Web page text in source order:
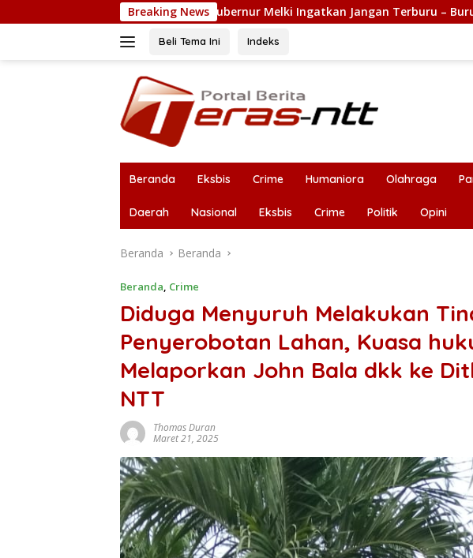
ke
Breaking News
Flobamor, Gubernur Melki Ingatkan Jangan Terburu – Buru Ekspansi Kalau
Beli Tema Ini Indeks
Beranda Eksbis Crime Humaniora Olahraga
Daerah Nasional Eksbis Crime Politik Opini
Beranda Beranda
Beranda, Crime
Diduga Menyuruh Melakukan
Penyerobotan Lahan, Kuasa
Melaporkan John Bala dkk ke
NTT
Thomas Duran
Maret 21, 2025